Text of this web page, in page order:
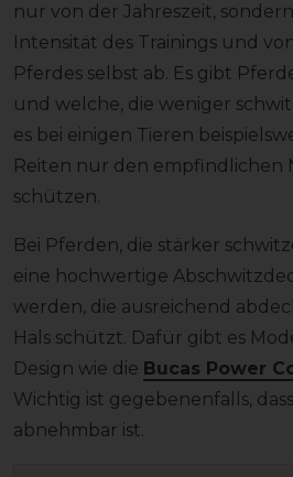
nur von der Jahreszeit,
Intensität des Trainings und
Pferdes selbst ab. Es gibt
und welche, die weniger
es bei einigen Tieren
Reiten nur den empfindlichen
schützen.
Bei Pferden, die stärker
eine hochwertige
werden, die ausreichend
Hals schützt. Dafür gibt es
Design wie die Bucas Power
Wichtig ist gegebenenfalls, dass
abnehmbar ist.